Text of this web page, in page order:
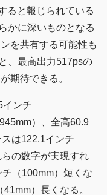
ると報じられている
かに深いものとなる
を共有する可能性も
、最高出力517psの
期待できる。
インチ
）、全高60.9
は122.1インチ
らの数字が実現すれ
（100mm）短くな
）長くなる。